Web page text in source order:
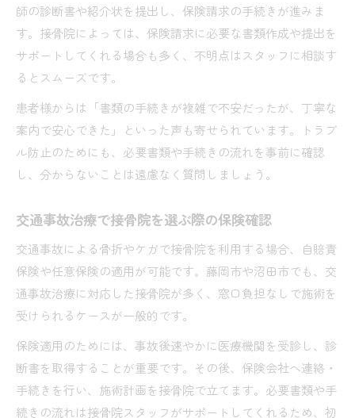
師の診断書や紹介状を提出し、保険請求の手続きが進みま
す。接骨院によっては、保険請求に必要な書類作成や提出を
サポートしてくれる場合も多く、不明点はスタッフに相談す
るとスムーズです。
患者様からは「書類の手続きが複雑で不安だったが、丁寧な
案内で安心できた」といった声も寄せられています。トラブ
ル防止のためにも、必要書類や手続きの流れを事前に確認
し、分からないことは遠慮なく質問しましょう。
交通事故治療で接骨院を選ぶ際の保険確認
交通事故による骨折やケガで接骨院を利用する場合、自賠責
保険や任意保険の適用が可能です。藤岡市や沼田市でも、交
通事故治療に対応した接骨院が多く、窓口負担なしで施術を
受けられるケースが一般的です。
保険適用のためには、事故後速やかに医療機関を受診し、診
断書を取得することが重要です。その後、保険会社へ連絡・
手続きを行い、施術計画を接骨院で立てます。必要書類や手
続きの流れは接骨院スタッフがサポートしてくれるため、初